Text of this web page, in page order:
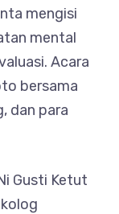
mengisi
mental
Acara
bersama
dan para
Gusti Ketut